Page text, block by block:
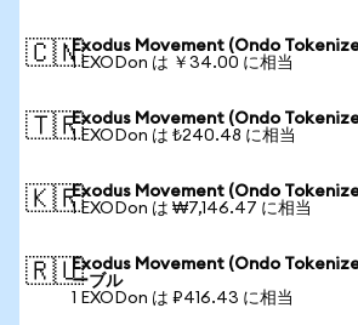
🇨🇳Exodus Movement (Ondo
1 EXODon は ￥34.00 に相当
🇹🇷Exodus Movement (Ondo
1 EXODon は ₺240.48 に相当
🇰🇷Exodus Movement (Ondo
1 EXODon は ₩7,146.47 に相当
🇷🇺Exodus Movement (Ondo
ーブル
1 EXODon は ₽416.43 に相当